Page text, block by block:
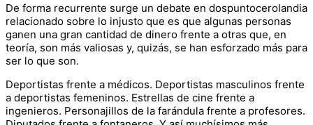
De forma recurrente surge un debate en dospuntocerolandia
relacionado sobre lo injusto que es que algunas personas
ganen una gran cantidad de dinero frente a otras que, en
teoría, son más valiosas y, quizás, se han esforzado más para
ser lo que son.
Deportistas frente a médicos. Deportistas masculinos frente
a deportistas femeninos. Estrellas de cine frente a
ingenieros. Personajillos de la farándula frente a profesores.